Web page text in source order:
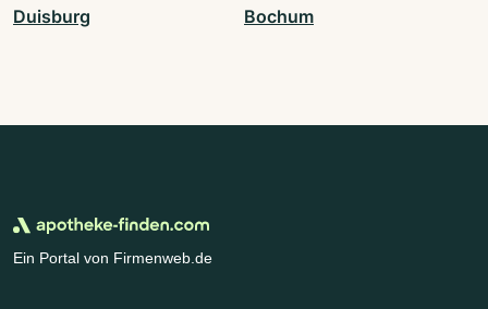
Duisburg Bochum
Ein Portal von Firmenweb.de